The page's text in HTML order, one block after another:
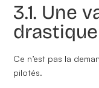
3.1. Une
Ce n’est pas la
pilotés.